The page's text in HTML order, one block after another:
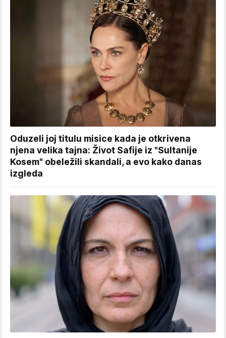
Oduzeli joj titulu misice kada je otkrivena
njena velika tajna: Život Safije iz "Sultanije
Kosem" obeležili skandali, a evo kako danas
izgleda